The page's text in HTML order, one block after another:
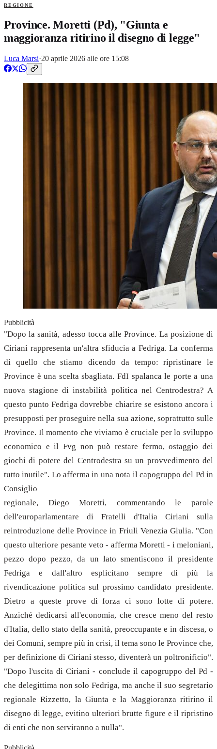
REGIONE
Province. Moretti (Pd), "Giunta e
maggioranza ritirino il disegno di legge"
Luca Marsi·20 aprile 2026 alle ore 15:08
Pubblicità
"Dopo la sanità, adesso tocca alle Province. La posizione di
Ciriani rappresenta un'altra sfiducia a Fedriga. La conferma
di quello che stiamo dicendo da tempo: ripristinare le
Province è una scelta sbagliata. FdI spalanca le porte a una
nuova stagione di instabilità politica nel Centrodestra? A
questo punto Fedriga dovrebbe chiarire se esistono ancora i
presupposti per proseguire nella sua azione, soprattutto sulle
Province. Il momento che viviamo è cruciale per lo sviluppo
economico e il Fvg non può restare fermo, ostaggio dei
giochi di potere del Centrodestra su un provvedimento del
tutto inutile". Lo afferma in una nota il capogruppo del Pd in
Consiglio
regionale, Diego Moretti, commentando le parole
dell'europarlamentare di Fratelli d'Italia Ciriani sulla
reintroduzione delle Province in Friuli Venezia Giulia. "Con
questo ulteriore pesante veto - afferma Moretti - i meloniani,
pezzo dopo pezzo, da un lato smentiscono il presidente
Fedriga e dall'altro esplicitano sempre di più la
rivendicazione politica sul prossimo candidato presidente.
Dietro a queste prove di forza ci sono lotte di potere.
Anziché dedicarsi all'economia, che cresce meno del resto
d'Italia, dello stato della sanità, preoccupante e in discesa, o
dei Comuni, sempre più in crisi, il tema sono le Province che,
per definizione di Ciriani stesso, diventerà un poltronificio".
"Dopo l'uscita di Ciriani - conclude il capogruppo del Pd -
che delegittima non solo Fedriga, ma anche il suo segretario
regionale Rizzetto, la Giunta e la Maggioranza ritirino il
disegno di legge, evitino ulteriori brutte figure e il ripristino
di enti che non serviranno a nulla".